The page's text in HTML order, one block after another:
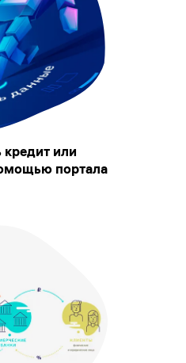
или
портала